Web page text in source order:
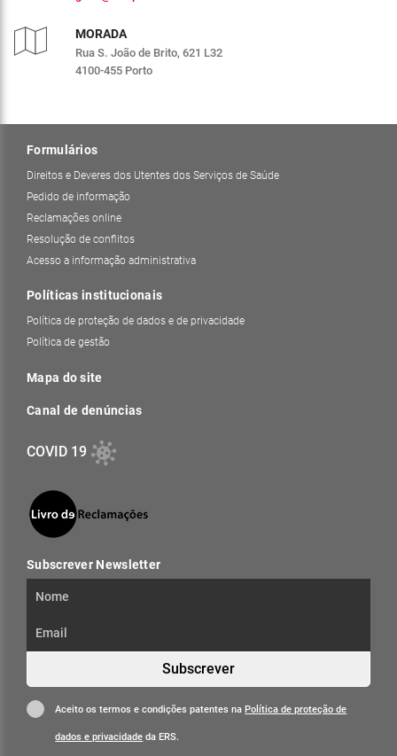
MORADA
Rua S. João de Brito, 621 L32
4100-455 Porto
Formulários
Direitos e Deveres dos Utentes dos Serviços de Saúde
Pedido de informação
Reclamações online
Resolução de conflitos
Acesso a informação administrativa
Políticas institucionais
Política de proteção de dados e de privacidade
Política de gestão
Mapa do site
Canal de denúncias
COVID 19
Subscrever Newsletter
Subscrever
Aceito os termos e condições patentes na Política de proteção de
dados e privacidade da ERS.